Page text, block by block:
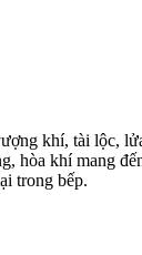
khí, tài lộc,
hòa khí mang
trong bếp.